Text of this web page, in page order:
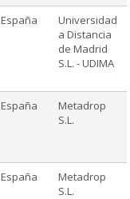
España
Universidad
a Distancia
de Madrid
S.L. - UDIMA
España
Metadrop
S.L.
España
Metadrop
S.L.